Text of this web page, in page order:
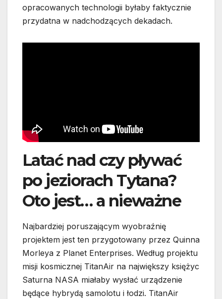
opracowanych technologii byłaby faktycznie
przydatna w nadchodzących dekadach.
Latać nad czy pływać
po jeziorach Tytana?
Oto jest… a nieważne
Najbardziej poruszającym wyobraźnię
projektem jest ten przygotowany przez Quinna
Morleya z Planet Enterprises. Według projektu
misji kosmicznej TitanAir na największy księżyc
Saturna NASA miałaby wysłać urządzenie
będące hybrydą samolotu i łodzi. TitanAir